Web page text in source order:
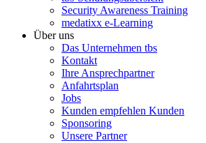
Security Awareness Training
medatixx e-Learning
Über uns
Das Unternehmen tbs
Kontakt
Ihre Ansprechpartner
Anfahrtsplan
Jobs
Kunden empfehlen Kunden
Sponsoring
Unsere Partner